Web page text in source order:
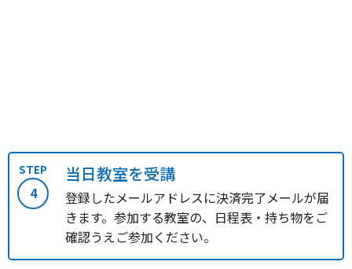
STEP
4
当日教室を受講
登録したメールアドレスに決済完了メールが届
きます。参加する教室の、日程表・持ち物をご
確認うえご参加ください。